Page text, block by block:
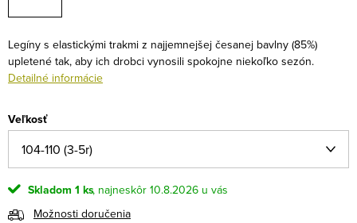
Legíny s elastickými trakmi z najjemnejšej česanej bavlny (85%)
upletené tak, aby ich drobci vynosili spokojne niekoľko sezón.
Detailné informácie
Veľkosť
Skladom 1 ks
10.8.2026
Možnosti doručenia